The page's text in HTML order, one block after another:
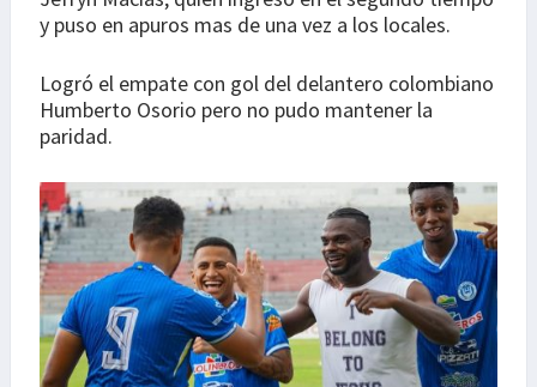
y puso en apuros mas de una vez a los locales.
Logró el empate con gol del delantero colombiano
Humberto Osorio pero no pudo mantener la
paridad.